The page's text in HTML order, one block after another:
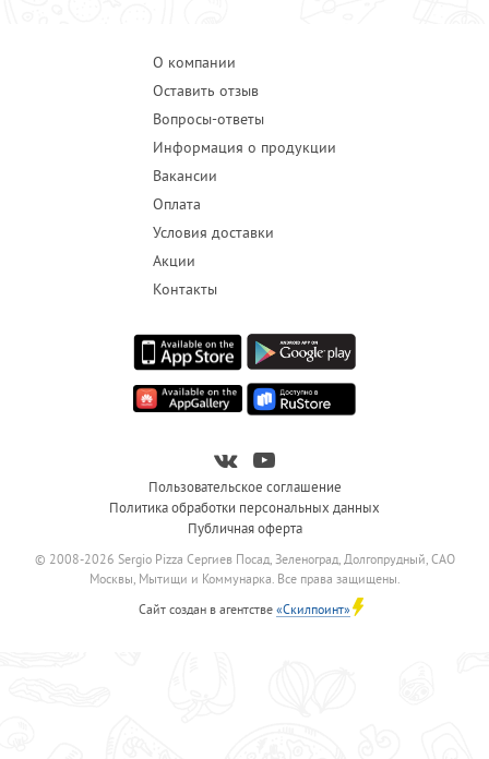
О компании
Оставить отзыв
Вопросы-ответы
Информация о продукции
Вакансии
Оплата
Условия доставки
Акции
Контакты
Пользовательское соглашение
Политика обработки персональных данных
Публичная оферта
© 2008-2026 Sergio Pizza Сергиев Посад, Зеленоград, Долгопрудный, САО
Москвы, Мытищи и Коммунарка. Все права защищены.
Сайт создан в агентстве «Скилпоинт»